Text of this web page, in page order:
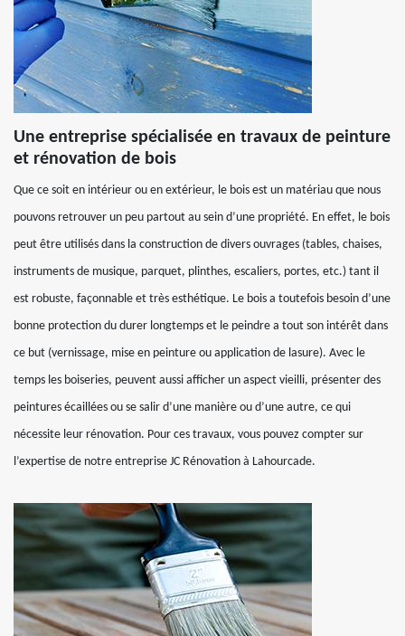
Une entreprise spécialisée en travaux de peinture
et rénovation de bois
Que ce soit en intérieur ou en extérieur, le bois est un matériau que nous
pouvons retrouver un peu partout au sein d’une propriété. En effet, le bois
peut être utilisés dans la construction de divers ouvrages (tables, chaises,
instruments de musique, parquet, plinthes, escaliers, portes, etc.) tant il
est robuste, façonnable et très esthétique. Le bois a toutefois besoin d’une
bonne protection du durer longtemps et le peindre a tout son intérêt dans
ce but (vernissage, mise en peinture ou application de lasure). Avec le
temps les boiseries, peuvent aussi afficher un aspect vieilli, présenter des
peintures écaillées ou se salir d’une manière ou d’une autre, ce qui
nécessite leur rénovation. Pour ces travaux, vous pouvez compter sur
l’expertise de notre entreprise JC Rénovation à Lahourcade.